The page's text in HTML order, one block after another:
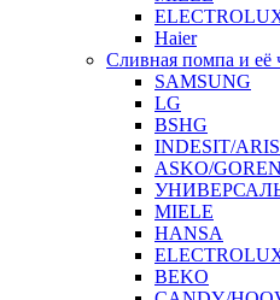
Haier
Сливная помпа и её
SAMSUNG
LG
BSHG
INDESIT/
ASKO/
MIELE
HANSA
BEKO